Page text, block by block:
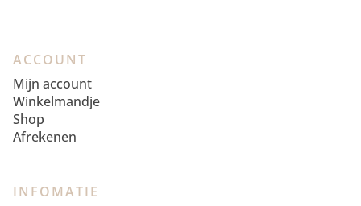
ACCOUNT
Mijn account
Winkelmandje
Shop
Afrekenen
INFOMATIE